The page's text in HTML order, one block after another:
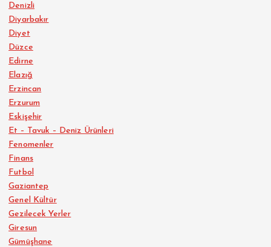
Denizli
Diyarbakır
Diyet
Düzce
Edirne
Elazığ
Erzincan
Erzurum
Eskişehir
Et – Tavuk – Deniz Ürünleri
Fenomenler
Finans
Futbol
Gaziantep
Genel Kültür
Gezilecek Yerler
Giresun
Gümüşhane